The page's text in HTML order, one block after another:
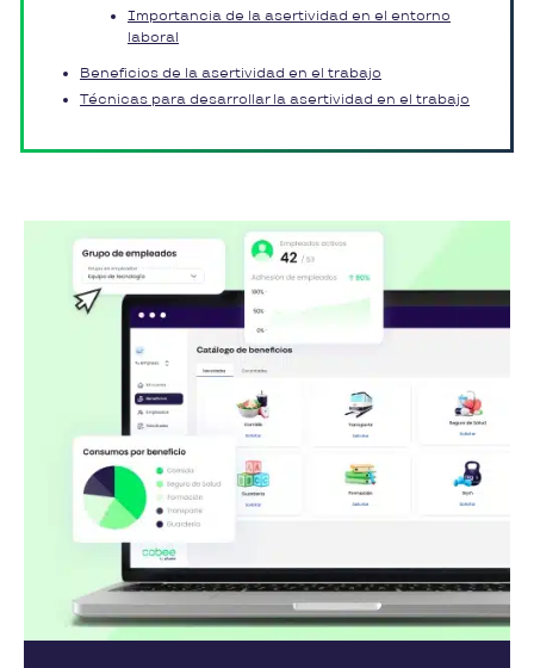
Importancia de la asertividad en el entorno
laboral
Beneficios de la asertividad en el trabajo
Técnicas para desarrollar la asertividad en el trabajo